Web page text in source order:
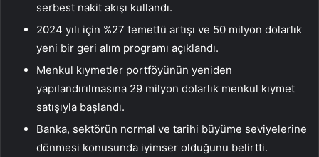
serbest nakit akışı kullandı.
2024 yılı için %27 temettü artışı ve 50 milyon dolarlık
yeni bir geri alım programı açıklandı.
Menkul kıymetler portföyünün yeniden
yapılandırılmasına 29 milyon dolarlık menkul kıymet
satışıyla başlandı.
Banka, sektörün normal ve tarihi büyüme seviyelerine
dönmesi konusunda iyimser olduğunu belirtti.